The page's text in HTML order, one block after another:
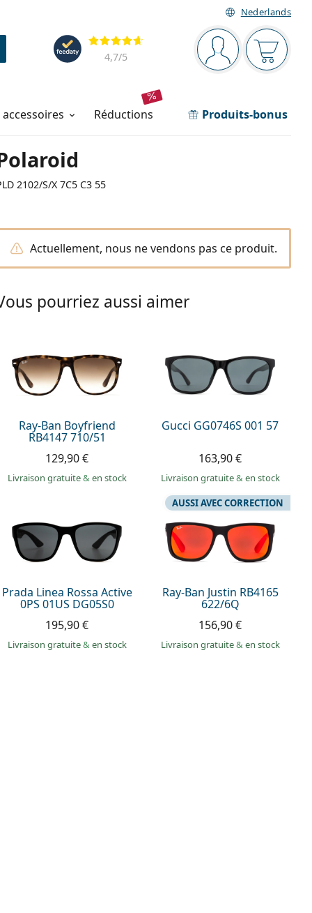
Nederlands
Barre de navigation
Vous êtesVotre
Évaluation
4,7/5
réductions Produits-bonus
2102/S/X 7C5 C3 55
Actuellement, nous ne vendons pas ce produit.
pourriez aussi aimer
Ray-Ban Boyfriend
RB4147 710/51
129,90 €
Livraison gratuite& en stock
Gucci GG0746S 001 57
163,90 €
Livraison gratuite& en stock
Prada Linea Rossa Active
0PS 01US DG05S0
195,90 €
Livraison gratuite& en stock
Ray-Ban Justin RB4165
622/6Q
AUSSI AVEC CORRECTION
156,90 €
Livraison gratuite& en stock